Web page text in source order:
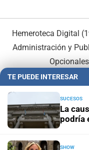
Hemeroteca Digital
Administración y
TE PUEDE INTERESAR
SUCESOS
La
podría
SHOW